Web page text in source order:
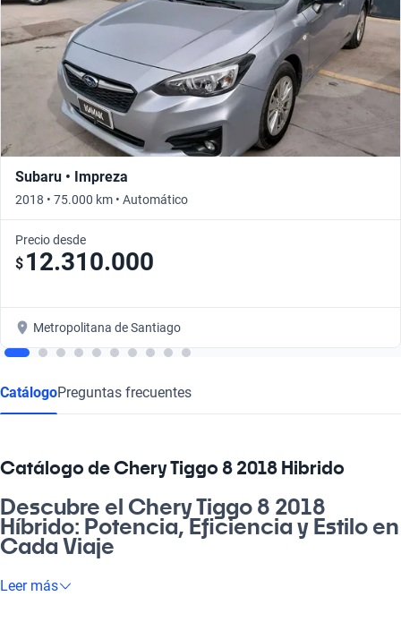
Subaru • Impreza
2018 • 75.000 km • Automático
Precio desde
$ 12.310.000
Metropolitana de Santiago
CatálogoPreguntas frecuentes
Catálogo de Chery Tiggo 8 2018 Hibrido
Descubre el Chery Tiggo 8 2018
Híbrido: Potencia, Eficiencia y Estilo en
Cada Viaje
¿Te imaginas tener la combinación perfecta de confort y
Leer más